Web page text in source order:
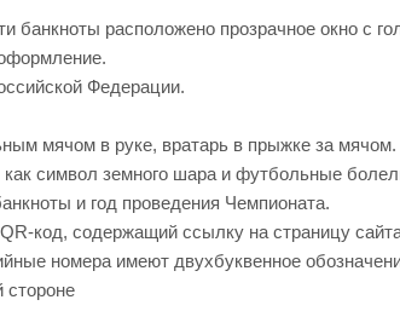
банкноты расположено прозрачное окно с
Федерации.
мячом в руке, вратарь в прыжке за мячом.
символ земного шара и футбольные
и год проведения Чемпионата.
код, содержащий ссылку на страницу
номера имеют двухбуквенное
стороне